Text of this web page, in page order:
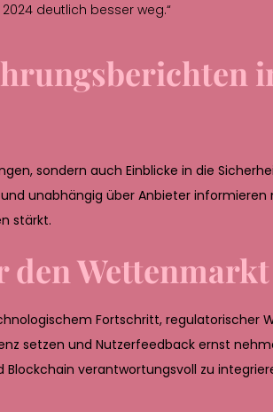
deutlich besser weg.“
sondern auch Einblicke in die
unabhängig über Anbieter
stärkt.
Wettenmarkt
Fortschritt, regulatorischer
setzen und Nutzerfeedback ernst
verantwortungsvoll zu